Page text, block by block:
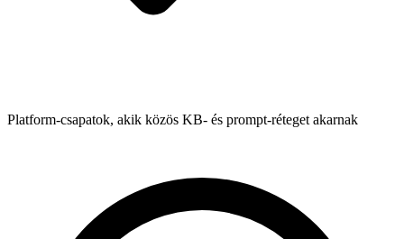
Platform-csapatok, akik közös KB- és prompt-réteget akarnak